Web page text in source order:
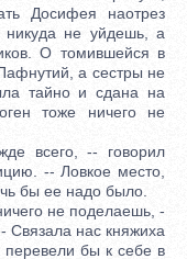
Досифея наотрез
никуда не уйдешь, а
О томившейся в
а сестры не
тайно и сдана на
тоже ничего не
всего, -- говорил
-- Ловкое место,
бы ее надо было.
не поделаешь, -
Связала нас княжиха
перевели бы к себе в